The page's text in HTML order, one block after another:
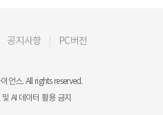
공지사항 PC버전
언스. All rights reserved.
AI 데이터 활용 금지